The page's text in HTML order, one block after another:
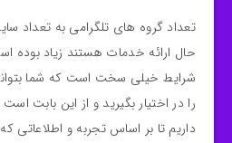
تعداد گروه های تلگرامی به تعداد
حال ارائه خدمات هستند زیاد بوده
شرایط خیلی سخت است که شما
را در اختیار بگیرید و از این بابت
داریم تا بر اساس تجربه و اطلاعاتی